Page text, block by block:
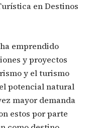
en Destinos
emprendido
y proyectos
y el turismo
potencial natural
mayor demanda
estos por parte